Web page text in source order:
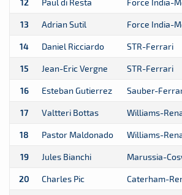
12 Paul di Resta Force India-
13 Adrian Sutil Force India-
14 Daniel Ricciardo STR-Ferrari
15 Jean-Eric Vergne STR-Ferrari
16 Esteban Gutierrez Sauber-
17 Valtteri Bottas Williams-
18 Pastor Maldonado Williams-
19 Jules Bianchi Marussia-
20 Charles Pic Caterham-